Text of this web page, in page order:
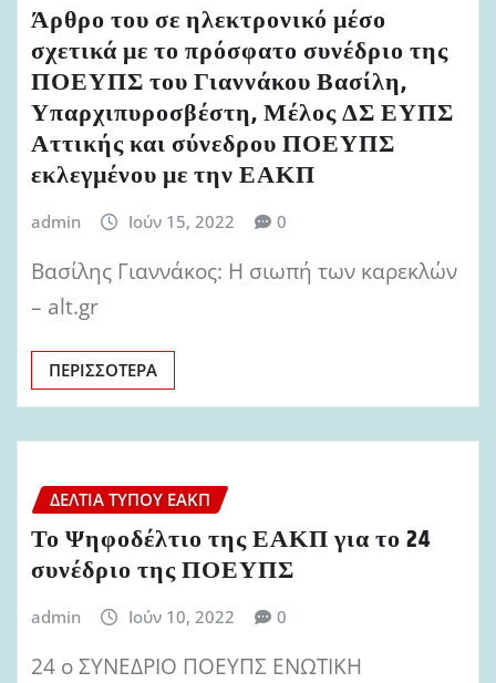
Άρθρο του σε ηλεκτρονικό μέσο
σχετικά με το πρόσφατο συνέδριο της
ΠΟΕΥΠΣ του Γιαννάκου Βασίλη,
Υπαρχιπυροσβέστη, Μέλος ΔΣ ΕΥΠΣ
Αττικής και σύνεδρου ΠΟΕΥΠΣ
εκλεγμένου με την ΕΑΚΠ
admin Ιούν 15, 2022 0
Βασίλης Γιαννάκος: Η σιωπή των καρεκλών
– alt.gr
ΠΕΡΙΣΣΌΤΕΡΑ
ΔΕΛΤΊΑ ΤΎΠΟΥ ΕΑΚΠ
Το Ψηφοδέλτιο της ΕΑΚΠ για το 24
συνέδριο της ΠΟΕΥΠΣ
admin Ιούν 10, 2022 0
24 ο ΣΥΝΕΔΡΙΟ ΠΟΕΥΠΣ ΕΝΩΤΙΚΗ